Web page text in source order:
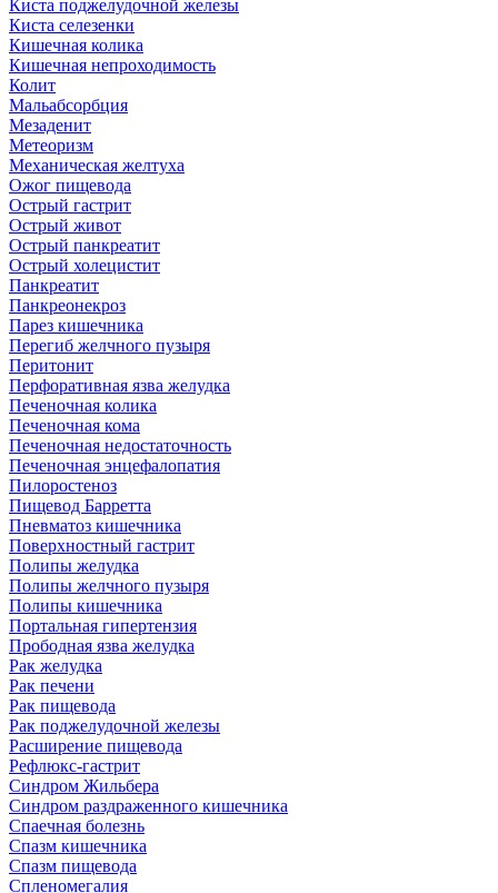
Киста поджелудочной железы
Киста селезенки
Кишечная колика
Кишечная непроходимость
Колит
Мальабсорбция
Мезаденит
Метеоризм
Механическая желтуха
Ожог пищевода
Острый гастрит
Острый живот
Острый панкреатит
Острый холецистит
Панкреатит
Панкреонекроз
Парез кишечника
Перегиб желчного пузыря
Перитонит
Перфоративная язва желудка
Печеночная колика
Печеночная кома
Печеночная недостаточность
Печеночная энцефалопатия
Пилоростеноз
Пищевод Барретта
Пневматоз кишечника
Поверхностный гастрит
Полипы желудка
Полипы желчного пузыря
Полипы кишечника
Портальная гипертензия
Прободная язва желудка
Рак желудка
Рак печени
Рак пищевода
Рак поджелудочной железы
Расширение пищевода
Рефлюкс-гастрит
Синдром Жильбера
Синдром раздраженного кишечника
Спаечная болезнь
Спазм кишечника
Спазм пищевода
Спленомегалия